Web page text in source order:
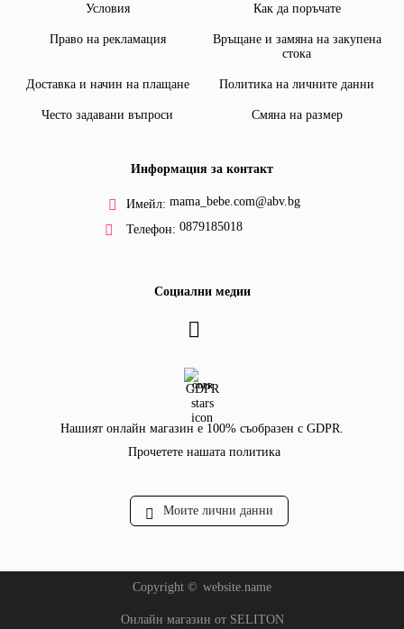
Условия Как да поръчате
Право на рекламация
Връщане и замяна на закупена
стока
Доставка и начин на плащане Политика на личните данни
Често задавани въпроси Смяна на размер
Информация за контакт
Имейл: mama_bebe.com@abv.bg
Телефон: 0879185018
Социални медии
GDPR
Нашият онлайн магазин е 100% съобразен с GDPR.
Прочетете нашата политика
Моите лични данни
Copyright © website.name
Онлайн магазин от SELITON